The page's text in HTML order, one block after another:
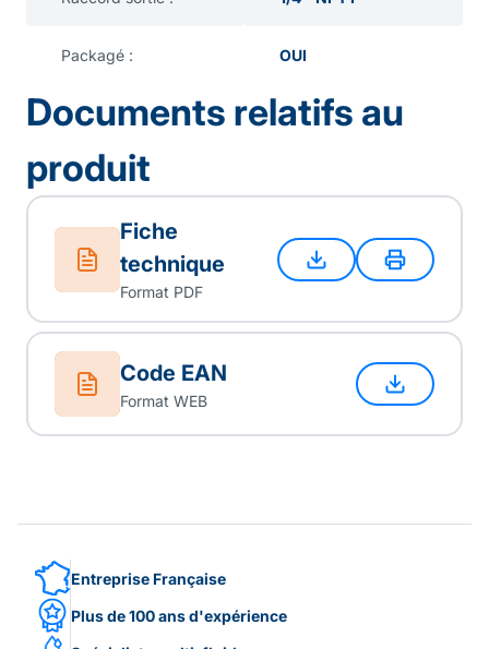
Packagé : OUI
Documents relatifs au
produit
Fiche
technique
Format PDF
Code EAN
Format WEB
Entreprise Française
Plus de 100 ans d'expérience